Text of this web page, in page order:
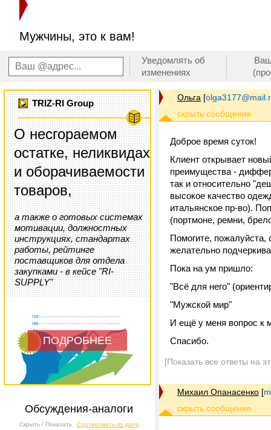
Мужчины, это к вам!
Уведомлять об
изменениях
TRIZ-RI Group
О несгораемом
остатке, неликвидах
и оборачиваемости
товаров,
а также о готовых системах
мотивации, должностных
инструкциях, стандартах
работы, рейтинге
поставщиков для отдела
закупками - в кейсе "RI-
SUPPLY"
ПОДРОБНЕЕ
Обсуждения-аналоги
Скрыть / Показать Сортировать по дате
Ольга [
Доброе время суток!
Клиент открывает
преимущества -
так и относительно
высокое качество
итальянское пр-во).
(портмоне, ремни,
Помогите,
желательно
Пока на ум пришло:
"Всё для него"
"Мужской мир"
И ещё у меня вопрос к
Спасибо.
[Показать все ответы на
Михаил Опанасенко [